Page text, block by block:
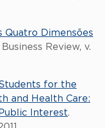
Quatro Dimensões
Review, v.
for the
and Health Care:
Interest.